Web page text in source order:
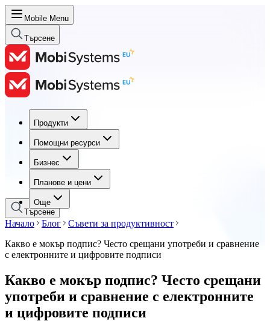
Mobile Menu
Търсене
Продукти
Помощни ресурси
Бизнес
Планове и цени
Още
Продукти
Помощни ресурси
Бизнес
Планове и цени
Търсене
Начало Блог
Съвети за продуктивност
Какво е мокър подпис? Често срещани употреби и сравнение
с електронните и цифровите подписи
Какво е мокър подпис? Често срещани
употреби и сравнение с електронните
и цифровите подписи